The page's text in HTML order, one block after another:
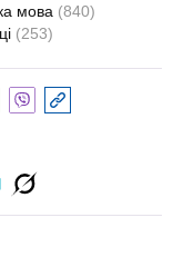
мова (840)
(253)